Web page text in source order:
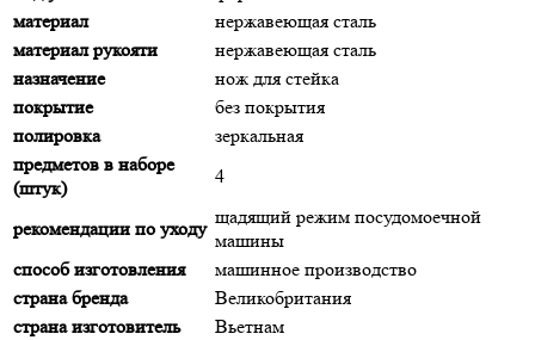
материал
нержавеющая сталь
материал рукояти
нержавеющая сталь
назначение
нож для стейка
покрытие
без покрытия
полировка
зеркальная
предметов в наборе
(штук)
4
рекомендации по уходу
щадящий режим посудомоечной
машины
способ изготовления
машинное производство
страна бренда
Великобритания
страна изготовитель
Вьетнам